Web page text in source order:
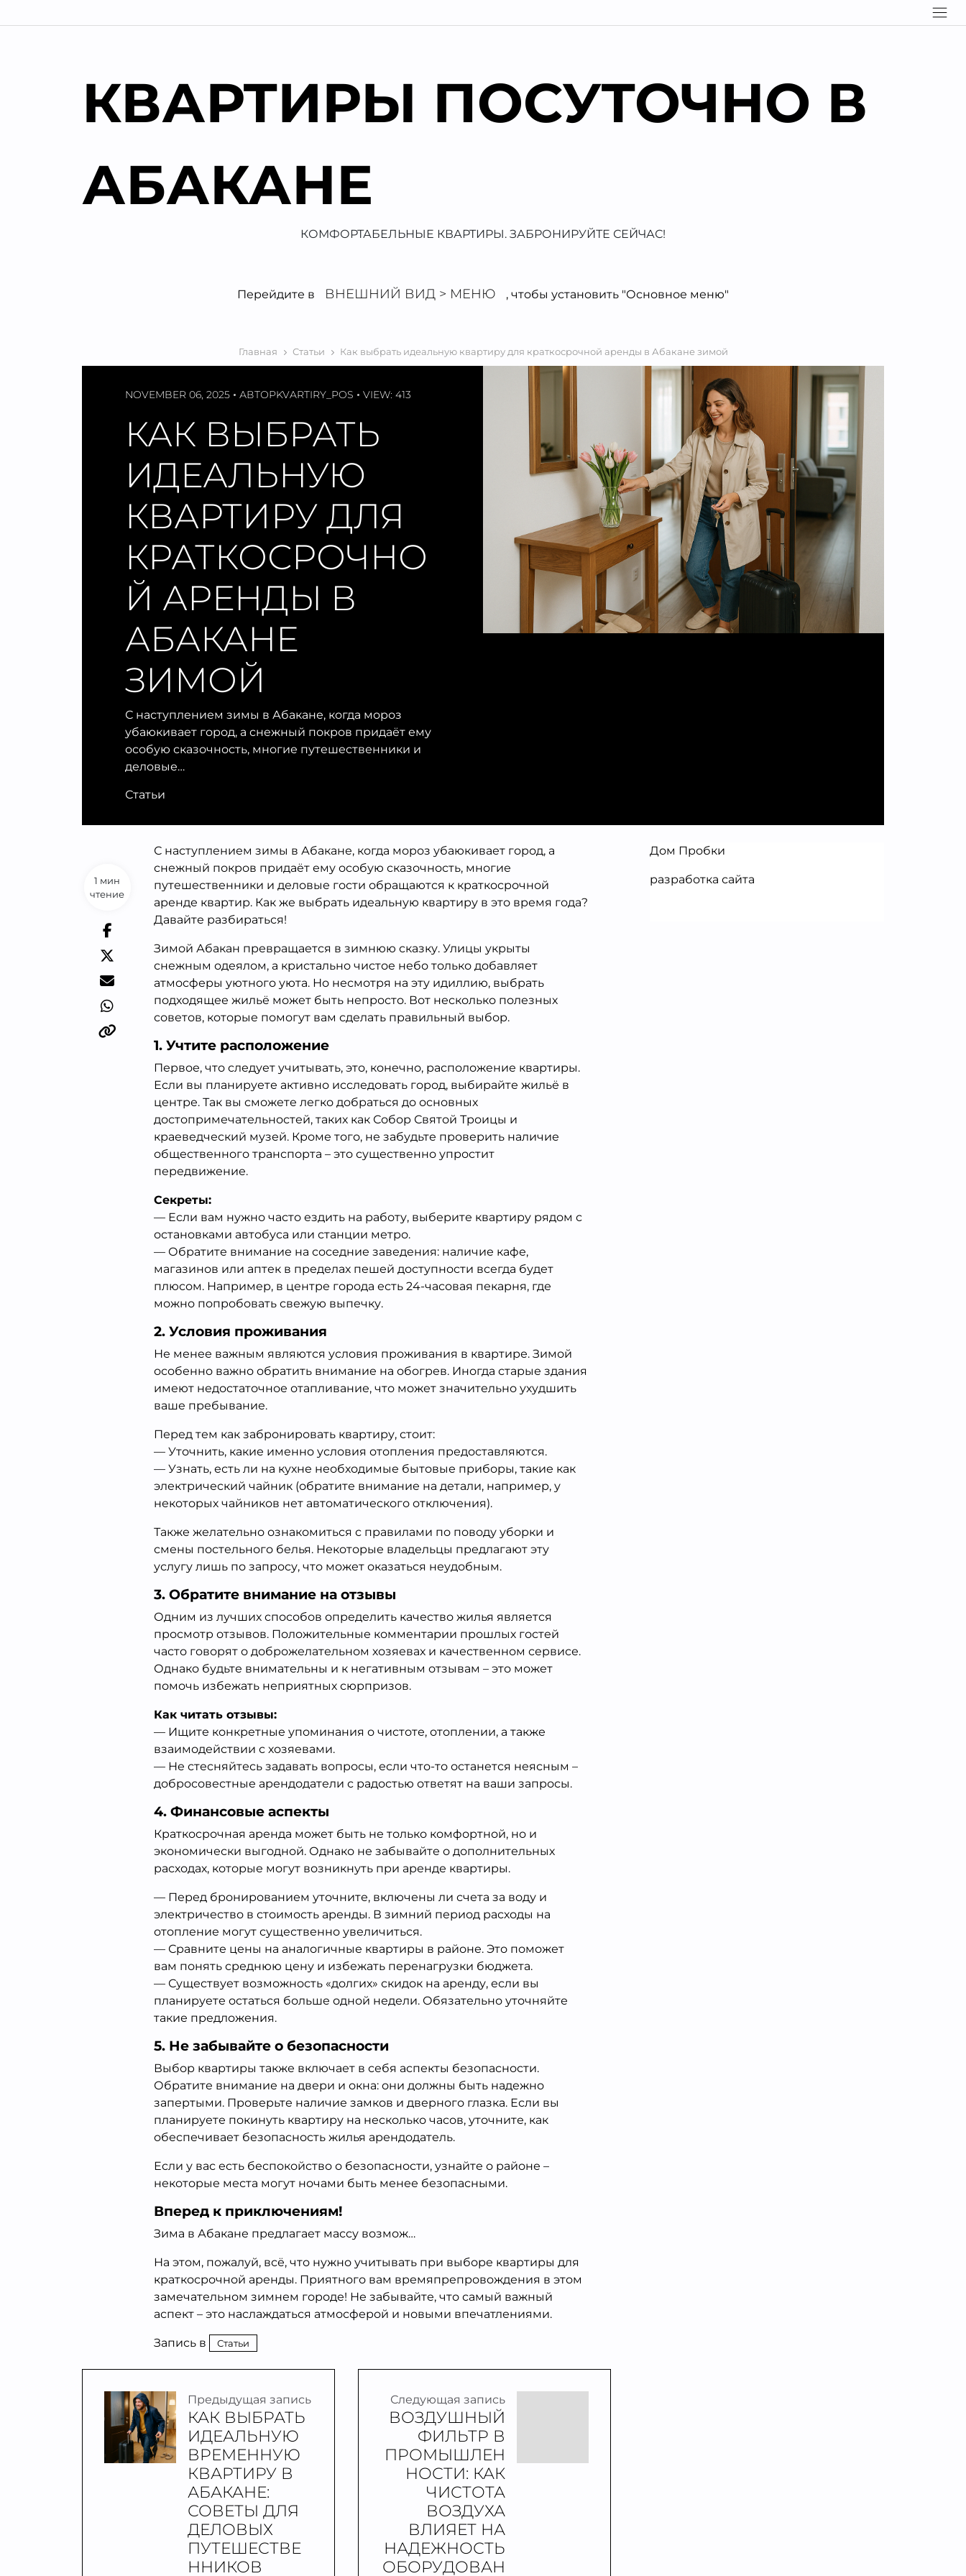
к
КВАРТИРЫ ПОСУТОЧНО В
АБАКАНЕ
КОМФОРТАБЕЛЬНЫЕ КВАРТИРЫ. ЗАБРОНИРУЙТЕ СЕЙЧАС!
Перейдите в ВНЕШНИЙ ВИД > МЕНЮ , чтобы установить "Основное меню"
Главная Статьи Как выбрать идеальную квартиру для краткосрочной аренды в Абакане зимой
NOVEMBER 06, 2025 АВТОРKVARTIRY_POS VIEW: 413
КАК ВЫБРАТЬ
ИДЕАЛЬНУЮ
КВАРТИРУ ДЛЯ
КРАТКОСРОЧНО
Й АРЕНДЫ В
АБАКАНЕ
ЗИМОЙ
С наступлением зимы в Абакане, когда мороз
убаюкивает город, а снежный покров придаёт ему
особую сказочность, многие путешественники и
деловые…
Статьи
1 мин
чтение
С наступлением зимы в Абакане, когда мороз убаюкивает город, а
снежный покров придаёт ему особую сказочность, многие
путешественники и деловые гости обращаются к краткосрочной
аренде квартир. Как же выбрать идеальную квартиру в это время года?
Давайте разбираться!
Зимой Абакан превращается в зимнюю сказку. Улицы укрыты
снежным одеялом, а кристально чистое небо только добавляет
атмосферы уютного уюта. Но несмотря на эту идиллию, выбрать
подходящее жильё может быть непросто. Вот несколько полезных
советов, которые помогут вам сделать правильный выбор.
1. Учтите расположение
Первое, что следует учитывать, это, конечно, расположение квартиры.
Если вы планируете активно исследовать город, выбирайте жильё в
центре. Так вы сможете легко добраться до основных
достопримечательностей, таких как Собор Святой Троицы и
краеведческий музей. Кроме того, не забудьте проверить наличие
общественного транспорта – это существенно упростит
передвижение.
Секреты:
— Если вам нужно часто ездить на работу, выберите квартиру рядом с
остановками автобуса или станции метро.
— Обратите внимание на соседние заведения: наличие кафе,
магазинов или аптек в пределах пешей доступности всегда будет
плюсом. Например, в центре города есть 24-часовая пекарня, где
можно попробовать свежую выпечку.
2. Условия проживания
Не менее важным являются условия проживания в квартире. Зимой
особенно важно обратить внимание на обогрев. Иногда старые здания
имеют недостаточное отапливание, что может значительно ухудшить
ваше пребывание.
Перед тем как забронировать квартиру, стоит:
— Уточнить, какие именно условия отопления предоставляются.
— Узнать, есть ли на кухне необходимые бытовые приборы, такие как
электрический чайник (обратите внимание на детали, например, у
некоторых чайников нет автоматического отключения).
Также желательно ознакомиться с правилами по поводу уборки и
смены постельного белья. Некоторые владельцы предлагают эту
услугу лишь по запросу, что может оказаться неудобным.
3. Обратите внимание на отзывы
Одним из лучших способов определить качество жилья является
просмотр отзывов. Положительные комментарии прошлых гостей
часто говорят о доброжелательном хозяевах и качественном сервисе.
Однако будьте внимательны и к негативным отзывам – это может
помочь избежать неприятных сюрпризов.
Как читать отзывы:
— Ищите конкретные упоминания о чистоте, отоплении, а также
взаимодействии с хозяевами.
— Не стесняйтесь задавать вопросы, если что-то останется неясным –
добросовестные арендодатели с радостью ответят на ваши запросы.
4. Финансовые аспекты
Краткосрочная аренда может быть не только комфортной, но и
экономически выгодной. Однако не забывайте о дополнительных
расходах, которые могут возникнуть при аренде квартиры.
— Перед бронированием уточните, включены ли счета за воду и
электричество в стоимость аренды. В зимний период расходы на
отопление могут существенно увеличиться.
— Сравните цены на аналогичные квартиры в районе. Это поможет
вам понять среднюю цену и избежать перенагрузки бюджета.
— Существует возможность «долгих» скидок на аренду, если вы
планируете остаться больше одной недели. Обязательно уточняйте
такие предложения.
5. Не забывайте о безопасности
Выбор квартиры также включает в себя аспекты безопасности.
Обратите внимание на двери и окна: они должны быть надежно
запертыми. Проверьте наличие замков и дверного глазка. Если вы
планируете покинуть квартиру на несколько часов, уточните, как
обеспечивает безопасность жилья арендодатель.
Если у вас есть беспокойство о безопасности, узнайте о районе –
некоторые места могут ночами быть менее безопасными.
Вперед к приключениям!
Зима в Абакане предлагает массу возмож…
На этом, пожалуй, всё, что нужно учитывать при выборе квартиры для
краткосрочной аренды. Приятного вам времяпрепровождения в этом
замечательном зимнем городе! Не забывайте, что самый важный
аспект – это наслаждаться атмосферой и новыми впечатлениями.
Запись в Статьи
Предыдущая запись
КАК ВЫБРАТЬ
ИДЕАЛЬНУЮ
ВРЕМЕННУЮ
КВАРТИРУ В
АБАКАНЕ:
СОВЕТЫ ДЛЯ
ДЕЛОВЫХ
ПУТЕШЕСТВЕ
ННИКОВ
Следующая запись
ВОЗДУШНЫЙ
ФИЛЬТР В
ПРОМЫШЛЕН
НОСТИ: КАК
ЧИСТОТА
ВОЗДУХА
ВЛИЯЕТ НА
НАДЕЖНОСТЬ
ОБОРУДОВАН
Дом Пробки
разработка сайта